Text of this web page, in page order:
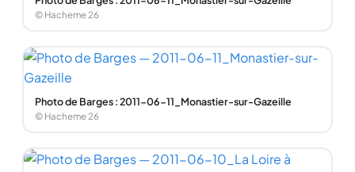
© Hacheme 26
Photo de Barges : 2011-06-11_Monastier-sur-Gazeille
© Hacheme 26